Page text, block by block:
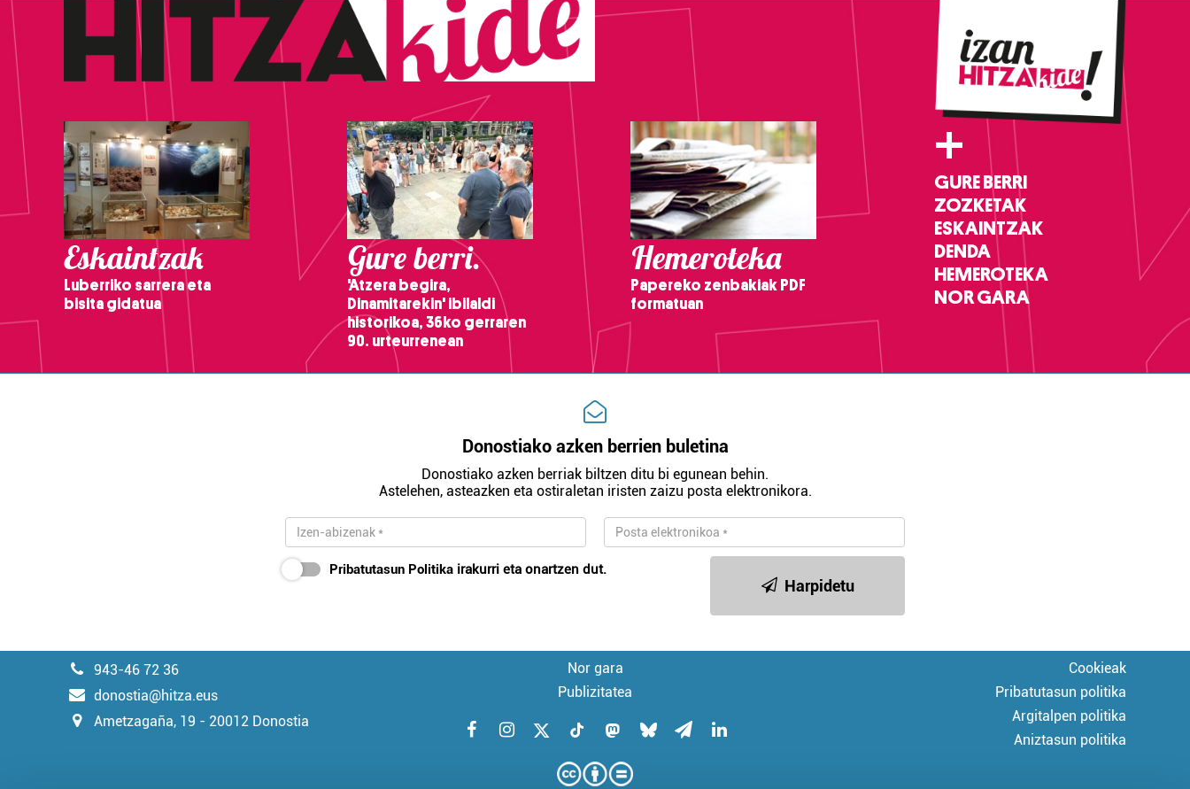
Eskaintzak
Luberriko sarrera eta
bisita gidatua
Gure berri.
'Atzera begira,
Dinamitarekin' ibilaldi
historikoa, 36ko gerraren
90. urteurrenean
Hemeroteka
Papereko zenbakiak PDF
formatuan
+
GURE BERRI
ZOZKETAK
ESKAINTZAK
DENDA
HEMEROTEKA
NOR GARA
Donostiako azken berrien buletina
Donostiako azken berriak biltzen ditu bi egunean behin.
Astelehen, asteazken eta ostiraletan iristen zaizu posta elektronikora.
Pribatutasun Politika irakurri eta onartzen dut.
Harpidetu
943-46 72 36
donostia@hitza.eus
Ametzagaña, 19 - 20012 Donostia
Nor gara
Publizitatea
Cookieak
Pribatutasun politika
Argitalpen politika
Aniztasun politika